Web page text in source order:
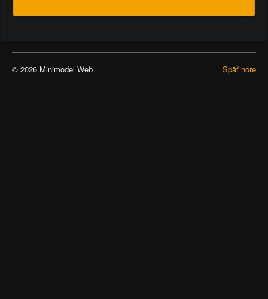
Späť hore
© 2026 Minimodel Web